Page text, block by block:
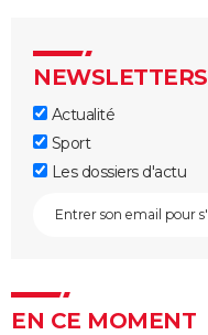
NEWSLETTERS
Actualité
Sport
Les dossiers d'actu
EN CE MOMENT